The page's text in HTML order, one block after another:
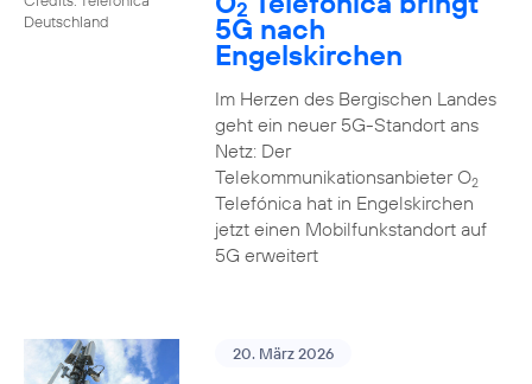
Deutschland
2
5G nach
Engelskirchen
Im Herzen des Bergischen Landes
geht ein neuer 5G-Standort ans
Netz: Der
Telekommunikationsanbieter O2
Telefónica hat in Engelskirchen
jetzt einen Mobilfunkstandort auf
5G erweitert
20. März 2026